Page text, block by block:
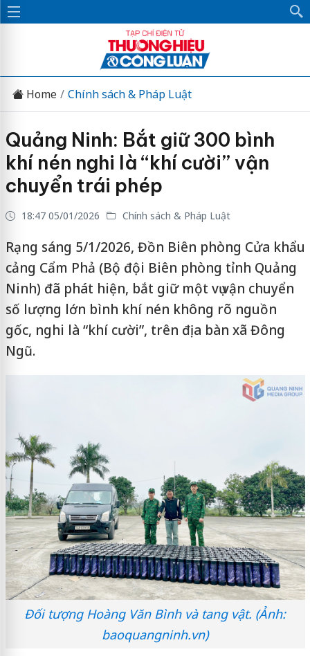
Home Chính sách & Pháp Luật
Quảng Ninh: Bắt giữ 300 bình
khí nén nghi là “khí cười” vận
chuyển trái phép
18:47 05/01/2026 Chính sách & Pháp Luật
Rạng sáng 5/1/2026, Đồn Biên phòng Cửa khẩu
cảng Cẩm Phả (Bộ đội Biên phòng tỉnh Quảng
Ninh) đã phát hiện, bắt giữ một vụ vận chuyển
số lượng lớn bình khí nén không rõ nguồn
gốc, nghi là “khí cười”, trên địa bàn xã Đông
Ngũ.
Đối tượng Hoàng Văn Bình và tang vật. (Ảnh:
baoquangninh.vn)